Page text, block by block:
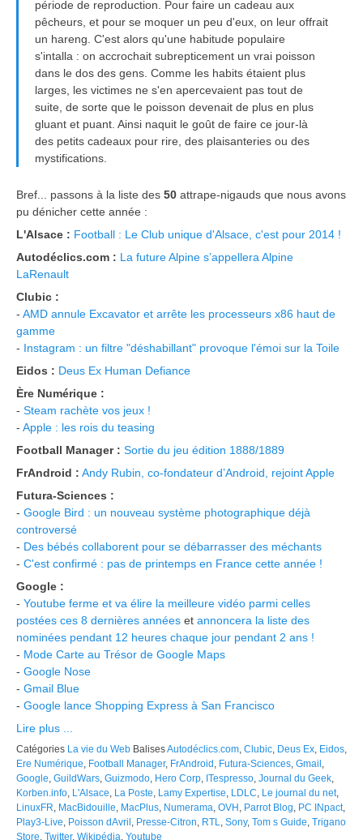
période de reproduction. Pour faire un cadeau aux
pêcheurs, et pour se moquer un peu d'eux, on leur offrait
un hareng. C'est alors qu'une habitude populaire
s'intalla : on accrochait subrepticement un vrai poisson
dans le dos des gens. Comme les habits étaient plus
larges, les victimes ne s'en apercevaient pas tout de
suite, de sorte que le poisson devenait de plus en plus
gluant et puant. Ainsi naquit le goût de faire ce jour-là
des petits cadeaux pour rire, des plaisanteries ou des
mystifications.
Bref... passons à la liste des 50 attrape-nigauds que nous avons
pu dénicher cette année :
L'Alsace : Football : Le Club unique d'Alsace, c'est pour 2014 !
Autodéclics.com : La future Alpine s’appellera Alpine
LaRenault
Clubic :
- AMD annule Excavator et arrête les processeurs x86 haut de
gamme
- Instagram : un filtre "déshabillant" provoque l'émoi sur la Toile
Eidos : Deus Ex Human Defiance
Ère Numérique :
- Steam rachète vos jeux !
- Apple : les rois du teasing
Football Manager : Sortie du jeu édition 1888/1889
FrAndroid : Andy Rubin, co-fondateur d’Android, rejoint Apple
Futura-Sciences :
- Google Bird : un nouveau système photographique déjà
controversé
- Des bébés collaborent pour se débarrasser des méchants
- C'est confirmé : pas de printemps en France cette année !
Google :
- Youtube ferme et va élire la meilleure vidéo parmi celles
postées ces 8 dernières années et annoncera la liste des
nominées pendant 12 heures chaque jour pendant 2 ans !
- Mode Carte au Trésor de Google Maps
- Google Nose
- Gmail Blue
- Google lance Shopping Express à San Francisco
Lire plus ...
Catégories La vie du Web BalisesAutodéclics.com, Clubic, Deus Ex, Eidos,
Ere Numérique, Football Manager, FrAndroid , Futura-Sciences, Gmail ,
Google, GuildWars, Guizmodo, Hero Corp, ITespresso, Journal du Geek,
Korben.info, L'Alsace, La Poste, Lamy Expertise, LDLC, Le journal du net,
LinuxFR, MacBidouille, MacPlus, Numerama, OVH , Parrot Blog, PC INpact,
Play3-Live, Poisson dAvril , Presse-Citron, RTL, Sony, Tom s Guide, Trigano
Store, Twitter, Wikipédia, Youtube